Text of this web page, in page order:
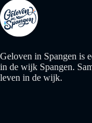
Geloven in Spangen is
in de wijk Spangen.
leven in de wijk.